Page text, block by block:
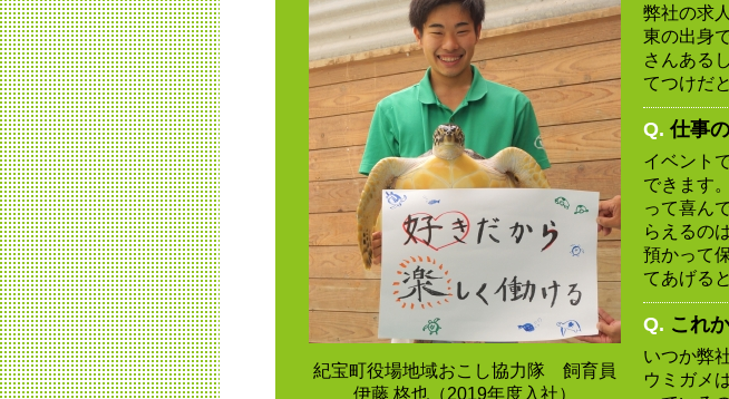
紀宝町役場地域おこし協力隊 飼育員
伊藤 柊也（2019年度入社）
弊社の求
東の出身
さんある
てつけだ
Q. 仕事
イベント
できます
って喜ん
らえるの
預かって
てあげる
Q. これ
いつか弊
ウミガメ